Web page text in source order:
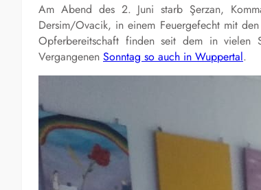
Am Abend des 2. Juni starb Şerzan,
Dersim/Ovacik, in einem Feuergefecht mit
Opferbereitschaft finden seit dem in vielen
Vergangenen Sonntag so auch in Wuppertal.